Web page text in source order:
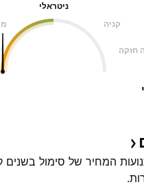
ניטראלי
קניה
חזקה
המחיר של סימול בשנים